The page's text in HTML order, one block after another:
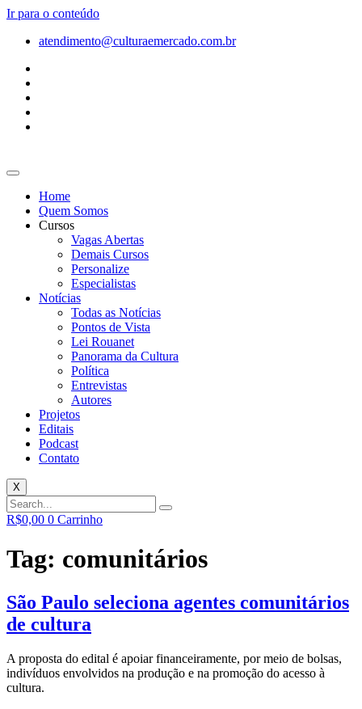
Ir para o conteúdo
atendimento@culturaemercado.com.br
Home
Quem Somos
Cursos
Vagas Abertas
Demais Cursos
Personalize
Especialistas
Notícias
Todas as Notícias
Pontos de Vista
Lei Rouanet
Panorama da Cultura
Política
Entrevistas
Autores
Projetos
Editais
Podcast
Contato
X
R$0,00 0 Carrinho
Tag: comunitários
São Paulo seleciona agentes comunitários
de cultura
A proposta do edital é apoiar financeiramente, por meio de bolsas,
indivíduos envolvidos na produção e na promoção do acesso à
cultura.